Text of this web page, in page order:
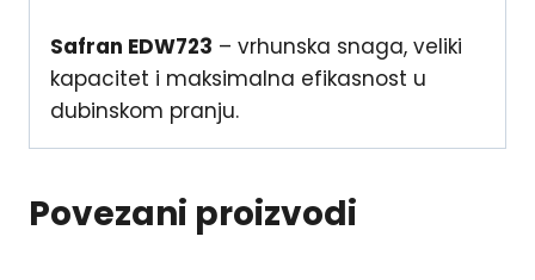
Safran EDW723 – vrhunska snaga, veliki
kapacitet i maksimalna efikasnost u
dubinskom pranju.
Povezani proizvodi